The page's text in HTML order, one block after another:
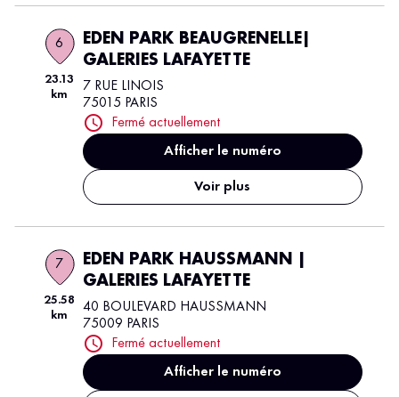
6
23.13
km
EDEN PARK BEAUGRENELLE|
GALERIES LAFAYETTE
7 RUE LINOIS
75015 PARIS
Fermé actuellement
Afficher le numéro
Voir plus
7
25.58
km
EDEN PARK HAUSSMANN |
GALERIES LAFAYETTE
40 BOULEVARD HAUSSMANN
75009 PARIS
Fermé actuellement
Afficher le numéro